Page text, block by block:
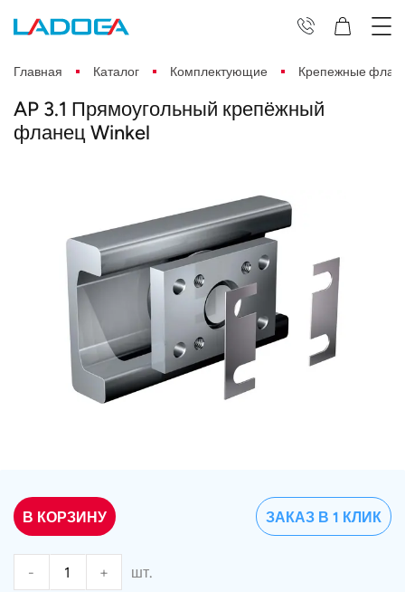
Главная Каталог Комплектующие Крепежные
AP 3.1 Прямоугольный крепёжный
фланец Winkel
В КОРЗИНУ
- + шт.
ЗАКАЗ В 1 КЛИК